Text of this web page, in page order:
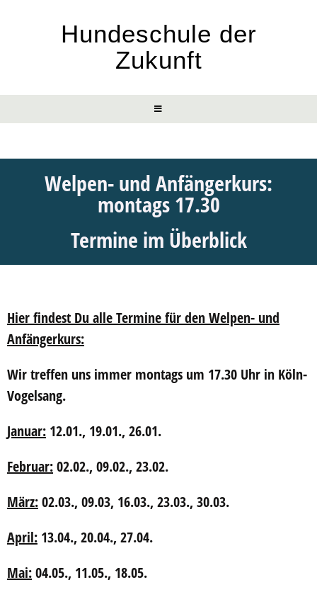
Hundeschule der
Zukunft
Welpen- und Anfängerkurs:
montags 17.30
Termine im Überblick
Hier findest Du alle Termine für den Welpen- und
Anfängerkurs:
Wir treffen uns immer montags um 17.30 Uhr in Köln-
Vogelsang.
Januar: 12.01., 19.01., 26.01.
Februar:02.02., 09.02., 23.02.
März:02.03., 09.03, 16.03., 23.03., 30.03.
April: 13.04., 20.04., 27.04.
Mai:04.05., 11.05., 18.05.